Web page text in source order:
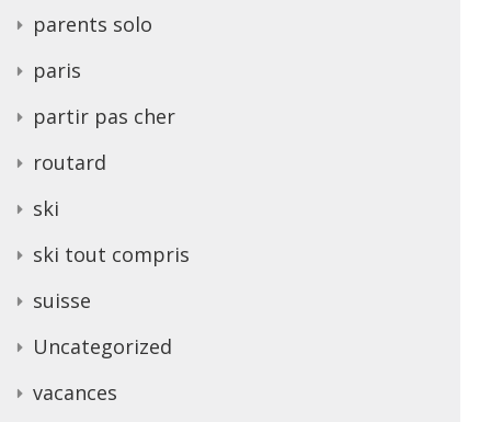
parents solo
paris
partir pas cher
routard
ski
ski tout compris
suisse
Uncategorized
vacances